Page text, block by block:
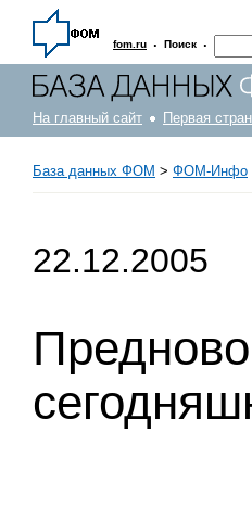
fom.ru · Поиск ·
На главный сайт Первая
База данных ФОМ > ФOM-Инфо
22.12.2005